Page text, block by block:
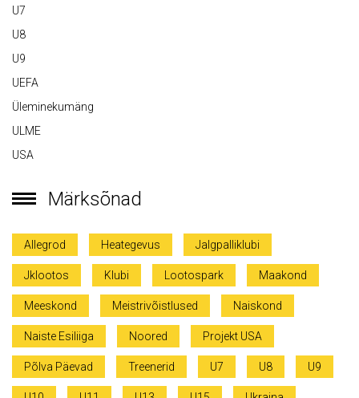
U7
U8
U9
UEFA
Üleminekumäng
ULME
USA
Märksõnad
Allegrod Heategevus Jalgpalliklubi
Jklootos Klubi Lootospark Maakond
Meeskond Meistrivõistlused Naiskond
Naiste Esiliiga Noored Projekt USA
Põlva Päevad Treenerid U7 U8 U9